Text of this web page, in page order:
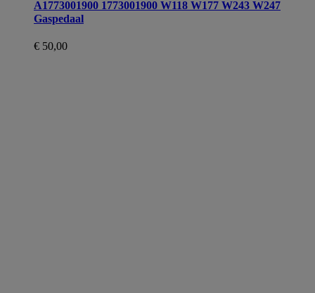
A1773001900 1773001900 W118 W177 W243 W247
Gaspedaal
€ 50,00